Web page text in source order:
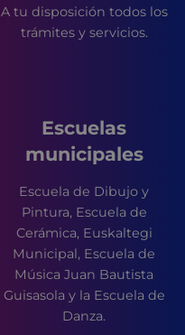
A tu disposición todos los
trámites y servicios.
Escuelas
municipales
Escuela de Dibujo y
Pintura, Escuela de
Cerámica, Euskaltegi
Municipal, Escuela de
Música Juan Bautista
Guisasola y la Escuela de
Danza.